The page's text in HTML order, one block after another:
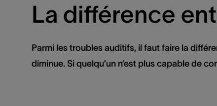
La différence
Parmi les troubles auditifs, il faut faire la
diminue. Si quelqu’un n’est plus capable de